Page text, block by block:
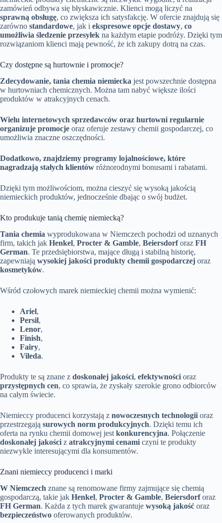
zamówień odbywa się błyskawicznie. Klienci mogą liczyć na
sprawną obsługę, co zwiększa ich satysfakcję. W ofercie znajdują się
zarówno standardowe, jak i ekspresowe opcje dostawy, co
umożliwia śledzenie przesyłek na każdym etapie podróży. Dzięki tym
rozwiązaniom klienci mają pewność, że ich zakupy dotrą na czas.
Czy dostępne są hurtownie i promocje?
Zdecydowanie, tania chemia niemiecka jest powszechnie dostępna
w hurtowniach chemicznych. Można tam nabyć większe ilości
produktów w atrakcyjnych cenach.
Wielu internetowych sprzedawców oraz hurtowni regularnie
organizuje promocje oraz oferuje zestawy chemii gospodarczej, co
umożliwia znaczne oszczędności.
Dodatkowo, znajdziemy programy lojalnościowe, które
nagradzają stałych klientów różnorodnymi bonusami i rabatami.
Dzięki tym możliwościom, można cieszyć się wysoką jakością
niemieckich produktów, jednocześnie dbając o swój budżet.
Kto produkuje tanią chemię niemiecką?
Tania chemia wyprodukowana w Niemczech pochodzi od uznanych
firm, takich jak Henkel, Procter & Gamble, Beiersdorforaz FH
German. Te przedsiębiorstwa, mające długą i stabilną historię,
zapewniają wysokiej jakości produkty chemii gospodarczej oraz
kosmetyków.
Wśród czołowych marek niemieckiej chemii można wymienić:
Ariel,
Persil,
Lenor,
Finish,
Fairy,
Vileda.
Produkty te są znane z doskonałej jakości, efektywności oraz
przystępnych cen, co sprawia, że zyskały szerokie grono odbiorców
na całym świecie.
Niemieccy producenci korzystają z nowoczesnych technologii oraz
przestrzegają surowych norm produkcyjnych. Dzięki temu ich
oferta na rynku chemii domowej jest konkurencyjna. Połączenie
doskonałej jakości z atrakcyjnymi cenami czyni te produkty
niezwykle interesującymi dla konsumentów.
Znani niemieccy producenci i marki
W Niemczech znane są renomowane firmy zajmujące się chemią
gospodarczą, takie jak Henkel, Procter & Gamble, Beiersdorforaz
FH German. Każda z tych marek gwarantuje wysoką jakość oraz
bezpieczeństwo oferowanych produktów.